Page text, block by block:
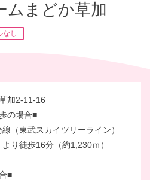
ムまどか草加
なし
加2-11-16
の場合■
（東武スカイツリーライン）
より徒歩16分（約1,230ｍ）
■